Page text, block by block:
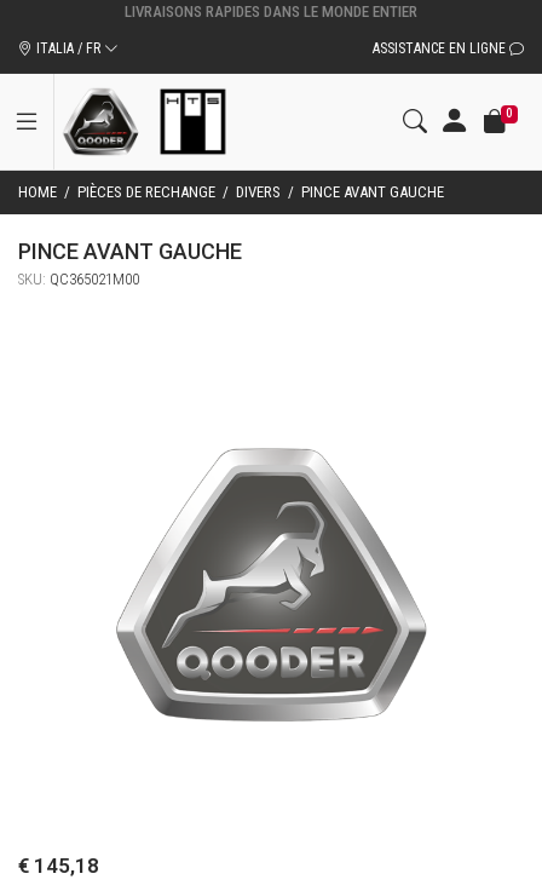
ITALIA / FR ASSISTANCE EN LIGNE
0
HOME / PIÈCES DE RECHANGE / DIVERS / PINCE AVANT GAUCHE
PINCE AVANT GAUCHE
SKU: QC365021M00
€ 145,18